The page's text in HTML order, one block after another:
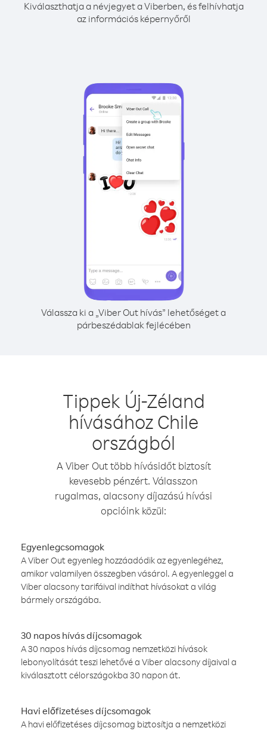
Kiválaszthatja a névjegyet a Viberben, és felhívhatja
az információs képernyőről
Válassza ki a „Viber Out hívás” lehetőséget a
párbeszédablak fejlécében
Tippek Új-Zéland
hívásához Chile
országból
A Viber Out több hívásidőt biztosít
kevesebb pénzért. Válasszon
rugalmas, alacsony díjazású hívási
opcióink közül:
Egyenlegcsomagok
A Viber Out egyenleg hozzáadódik az egyenlegéhez,
amikor valamilyen összegben vásárol. A egyenleggel a
Viber alacsony tarifáival indíthat hívásokat a világ
bármely országába.
30 napos hívás díjcsomagok
A 30 napos hívás díjcsomag nemzetközi hívások
lebonyolítását teszi lehetővé a Viber alacsony díjaival a
kiválasztott célországokba 30 napon át.
Havi előfizetéses díjcsomagok
A havi előfizetéses díjcsomag biztosítja a nemzetközi